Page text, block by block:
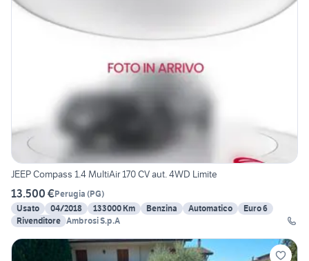
JEEP Compass 1.4 MultiAir 170 CV aut. 4WD Limite
13.500 €Perugia (PG)
Usato
04/2018 133000 Km Benzina Automatico
Euro 6
Rivenditore Ambrosi S.p.A